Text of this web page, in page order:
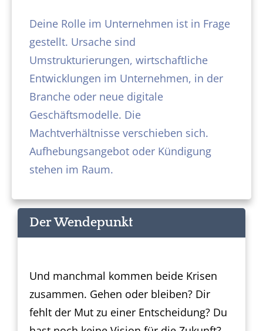
Deine Rolle im Unternehmen ist in Frage
gestellt. Ursache sind
Umstrukturierungen, wirtschaftliche
Entwicklungen im Unternehmen, in der
Branche oder neue digitale
Geschäftsmodelle. Die
Machtverhältnisse verschieben sich.
Aufhebungsangebot oder Kündigung
stehen im Raum.
Der Wendepunkt
Und manchmal kommen beide Krisen
zusammen. Gehen oder bleiben? Dir
fehlt der Mut zu einer Entscheidung? Du